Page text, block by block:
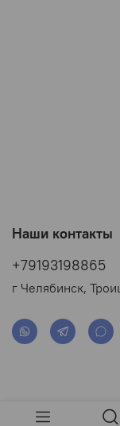
Наши контакты
+79193198865
г Челябинск,